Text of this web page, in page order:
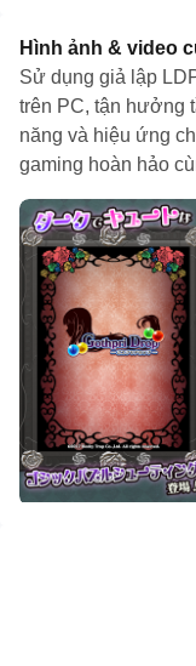
Hình ảnh & video
Sử dụng giả lập
trên PC, tận hưởng
năng và hiệu ứng
gaming hoàn hảo